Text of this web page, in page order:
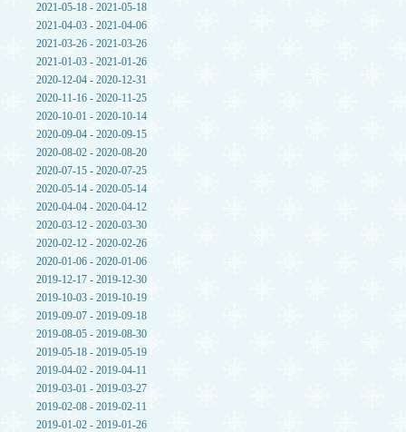
2021-05-18 - 2021-05-18
2021-04-03 - 2021-04-06
2021-03-26 - 2021-03-26
2021-01-03 - 2021-01-26
2020-12-04 - 2020-12-31
2020-11-16 - 2020-11-25
2020-10-01 - 2020-10-14
2020-09-04 - 2020-09-15
2020-08-02 - 2020-08-20
2020-07-15 - 2020-07-25
2020-05-14 - 2020-05-14
2020-04-04 - 2020-04-12
2020-03-12 - 2020-03-30
2020-02-12 - 2020-02-26
2020-01-06 - 2020-01-06
2019-12-17 - 2019-12-30
2019-10-03 - 2019-10-19
2019-09-07 - 2019-09-18
2019-08-05 - 2019-08-30
2019-05-18 - 2019-05-19
2019-04-02 - 2019-04-11
2019-03-01 - 2019-03-27
2019-02-08 - 2019-02-11
2019-01-02 - 2019-01-26